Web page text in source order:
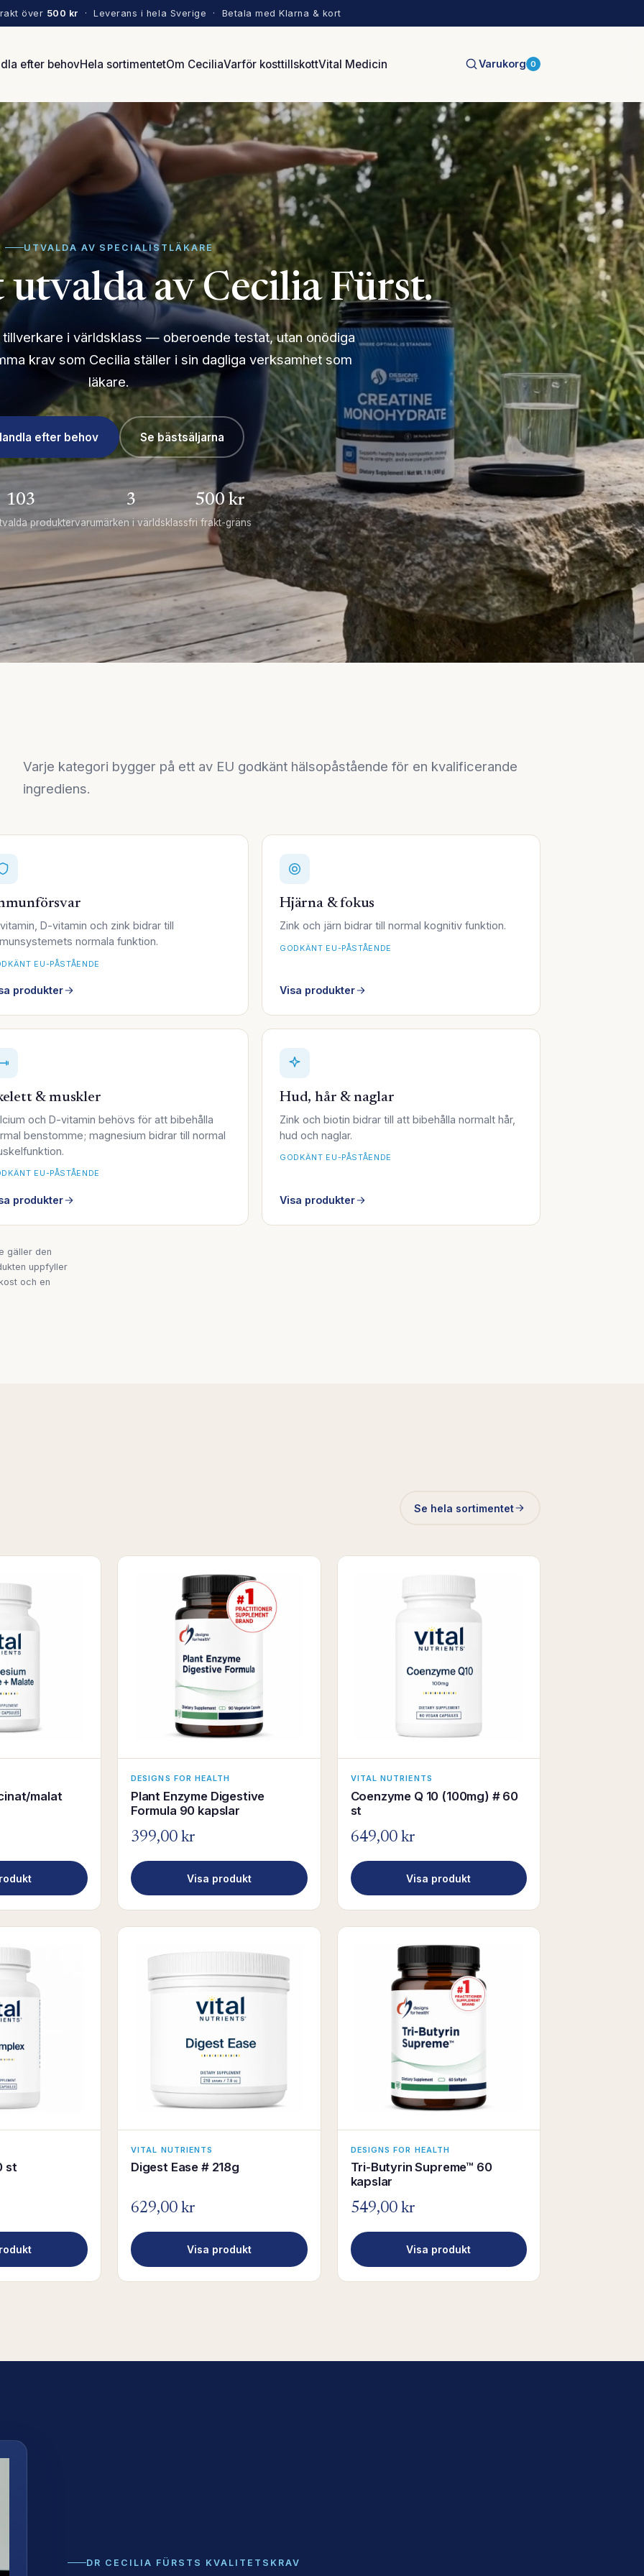
över 500 kr · Leverans i hela Sverige · Betala med Klarna & kort
efter behovHela sortimentetOm CeciliaVarför kosttillskottVital Medicin Varukorg 0
UTVALDA AV SPECIALISTLÄKARE
av Cecilia Fürst.
i världsklass — oberoende testat, utan onödiga
krav som Cecilia ställer i sin dagliga verksamhet som
läkare.
efter behov Se bästsäljarna
103
produkter
3
varumärken i världsklass
500 kr
fri frakt-gräns
Varje kategori bygger på ett av EU godkänt hälsopåstående för en kvalificerande
ingrediens.
D-vitamin och zink bidrar till
normala funktion.
EU-PÅSTÅENDE
produkter
Hjärna & fokus
Zink och järn bidrar till normal kognitiv funktion.
GODKÄNT EU-PÅSTÅENDE
Visa produkter
& muskler
och D-vitamin behövs för att bibehålla
benstomme; magnesium bidrar till normal
EU-PÅSTÅENDE
produkter
Hud, hår & naglar
Zink och biotin bidrar till att bibehålla normalt hår,
hud och naglar.
GODKÄNT EU-PÅSTÅENDE
Visa produkter
gäller den
uppfyller
och en
Se hela sortimentet
malat
DESIGNS FOR HEALTH
Plant Enzyme Digestive
Formula 90 kapslar
399,00 kr
Visa produkt
VITAL NUTRIENTS
Coenzyme Q 10 (100mg) # 60
st
649,00 kr
Visa produkt
st
VITAL NUTRIENTS
Digest Ease # 218g
629,00 kr
Visa produkt
DESIGNS FOR HEALTH
Tri-Butyrin Supreme™ 60
kapslar
549,00 kr
Visa produkt
DR CECILIA FÜRSTS KVALITETSKRAV